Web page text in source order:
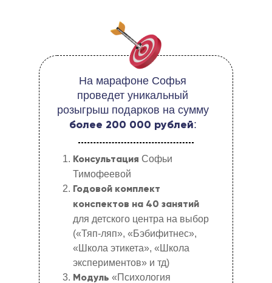
На марафоне Софья
проведет уникальный
розыгрыш подарков на сумму
более 200 000 рублей:
Консультация Софьи
Тимофеевой
Годовой комплект
конспектов на 40 занятий
для детского центра на выбор
(«Тяп-ляп», «Бэбифитнес»,
«Школа этикета», «Школа
экспериментов» и тд)
Модуль «Психология